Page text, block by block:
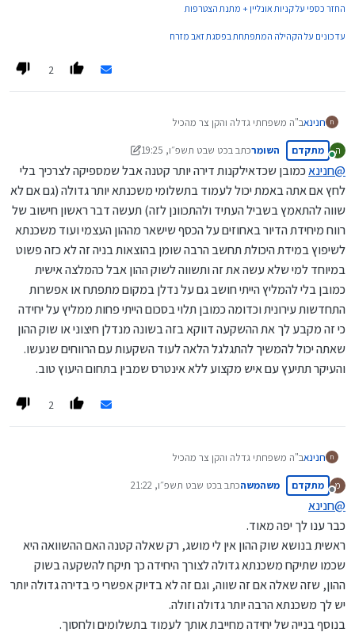
החזר כספי על קניות אונליין + מתנת הצטרפות
עדכונים על הקהילה המתפתחת בפסגת זאב מזרח
2
ח חנינאב"ה משפחתי גדלה והקן צר מהכיל
עם משכנתא סבירה (הפער בין הדירה שלי כיום לדירה האחרת) או לקנות
דירה יותר גדולה ולעשות יחידה שתכסה את רוב הפער של התוספת
כהשקעה אני מעריך שזה לא שווה מבחינת האחוזים שזה מניב זה פחות
משוק ההון וכו' אבל לכאו' זה סוג של על הדרך כשהשכירות תכסה את רוב
הפער וכאמור
אשמח לעצת המבינים איזה עוד כיוונים ומחשבות שלא חשבתי על האופציות
הנ"ל
@משהמשה@מרים-הורביץ-נכסיםועוד...
ייש"כ
ה
מחובר
מתקדם השומרכתב בכט שבט תשפ״ו, 19:25
נערך לאחרונה על ידי השומר
@חנינאכמובן שכדאילקנות דירה יותר קטנה אבל שמספיקה לצרכיך בלי
לחץ אם אתה באמת יכול לעמוד בתשלומי משכנתא יותר גדולה (גם אם לא
שווה להתאמץ בשביל העתיד ולהתכוונן לזה) תעשה דבר ראשון חישוב של
רווח מיחידת הדיור באחוזים על הכסף שישאר מההון העצמי ועוד משכנתא
לשיפוץ במידת היכולת תחשב הרבה שומן בהוצאות בניה זה לא כזה פשוט
במיוחד למי שלא עשה את זה ותשווה לשוק ההון אבל כהמלצה אישית
כמובן בלי להמליץ הייתי חושב גם על נדלן במקום מתפתח או אפשרות
התחדשות עירונית וכדומה כמובן תלוי בסכום הייתי פחות ממליץ על יחידה
כי זה מקבע לך את ההשקעה דווקא בזה בשונה מנדלן חיצוני או שוק ההון
שאתה יכול להמשיך להתגלגל הלאה לעוד השקעות עם הרווחים שנעשו.
והעיקר תתיעץ עם איש מקצוע ללא אינטרס שמבין בתחום היעוץ טוב.
2
ח חנינאב"ה משפחתי גדלה והקן צר מהכיל
עם משכנתא סבירה (הפער בין הדירה שלי כיום לדירה האחרת) או לקנות
במשכנתא
כהשקעה אני מעריך שזה לא שווה מבחינת האחוזים שזה מניב זה פחות
משוק ההון וכו' אבל לכאו' זה סוג של על הדרך כשהשכירות תכסה את רוב
הפער וכאמור
אשמח לעצת המבינים איזה עוד כיוונים ומחשבות שלא חשבתי על האופציות
הנ"ל
@משהמשה@מרים-הורביץ-נכסיםועוד...
ייש"כ
מ
מנותק
מתקדם משהמשהכתב בכט שבט תשפ״ו, 21:22
נערך לאחרונה על ידי
@חנינא
כבר ענו לך יפה מאוד.
ראשית בנושא שוק ההון אין לי מושג, רק שאלה קטנה האם ההשוואה היא
שכמו שתיקח משכנתא גדולה לצורך היחידה כך תיקח להשקעה בשוק
ההון, שזה שאלה אם זה שווה, וגם זה לא בדיוק אפשרי כי בדירה גדולה יותר
יש לך משכנתא הרבה יותר גדולה וזולה.
בנוסף בנייה של יחידה מחייבת אותך לעמוד בתשלומים ולחסוך.